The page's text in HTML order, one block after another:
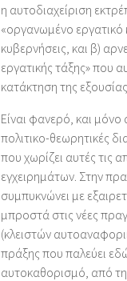
η αυτοδιαχείριση
«οργανωμένο εργατικό
κυβερνήσεις, και β)
εργατικής τάξης» που
κατάκτηση της
Είναι φανερό, και μόνο
πολιτικο-θεωρητικές
που χωρίζει αυτές τις
εγχειρημάτων. Στην
συμπυκνώνει με
μπροστά στις νέες
(κλειστών
πράξης που παλεύει
αυτοκαθορισμό, από